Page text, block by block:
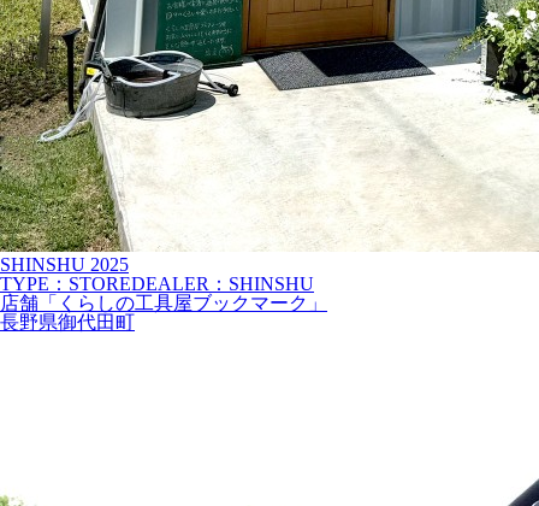
SHINSHU 2025
TYPE：STOREDEALER：SHINSHU
店舗「くらしの工具屋ブックマーク」
長野県御代田町